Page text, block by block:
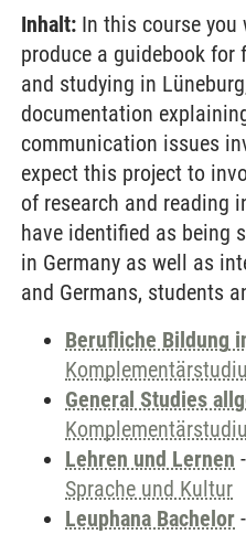
Inhalt: In this course you
produce a guidebook
and studying in
documentation
communication issues
expect this project to
of research and reading
have identified as being
in Germany as well as
and Germans, students
Berufliche Bildung
General Studies
Lehren und Lernen -
Sprache und Kultur
Leuphana Bachelor -